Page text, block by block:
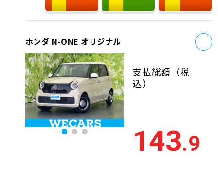
ホンダ N-ONE オリジナル
支払総額 （税
込）
143.9